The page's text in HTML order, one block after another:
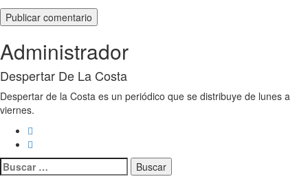
Administrador
Despertar De La Costa
Despertar de la Costa es un periódico que se distribuye de lunes a
viernes.
Buscar: